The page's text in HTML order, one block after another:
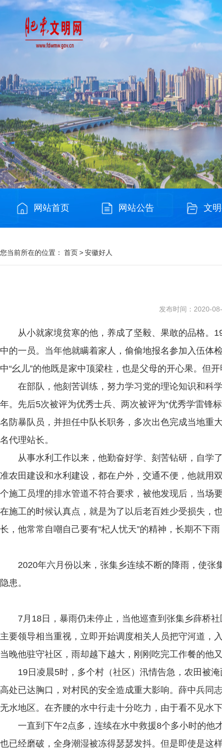
网站首页 网站公告 文
您当前所在的位置： 首页>安徽好人
发布时间：2020-
从小就家境贫寒的他，养成了坚毅、果敢的品格。
中的一员。当年他就瞒着家人，偷偷地报名参加入伍体
中“幺儿”的他既是家中顶梁柱，也是父母的开心果。但
在部队，他刻苦训练，努力学习党的理论知识和科
年。先后5次被评为优秀士兵、两次被评为“优秀学雷锋
名防暴队员，并担任中队长职务，多次出色完成当地重
名代理站长。
从事水利工作以来，他勤奋好学、刻苦钻研，自学
准农田建设和水利建设，都在户外，交通不便，他就用
个施工员埋的排水管道不符合要求，被他发现后，当场
在施工的时候认真点，就是为了以后老百姓少受损失，
长，他常常自嘲自己要有“杞人忧天”的精神，长期不下
2020年六月份以来，张集乡连续不断的降雨，使张
隐患。
7月18日，暴雨仍未停止，当他巡查到张集乡薛桥
主要领导相当重视，立即开始调度相关人员把守河道，
当晚他驻守社区，雨却越下越大，刚刚吃完工作餐的他
19日凌晨5时，多个村（社区）汛情告急，农田被
高处已达胸口，对村民的安全造成重大影响。薛中兵同
无水地区。在齐腰的水中行走十分吃力，由于看不见水
一直到下午2点多，连续在水中救援8个多小时的他
也已经磨破，全身潮湿被冻得瑟瑟发抖。但是即使是这